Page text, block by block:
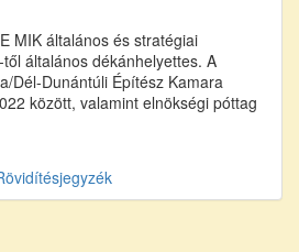
MIK általános és stratégiai
általános dékánhelyettes. A
Dél-Dunántúli Építész Kamara
között, valamint elnökségi póttag